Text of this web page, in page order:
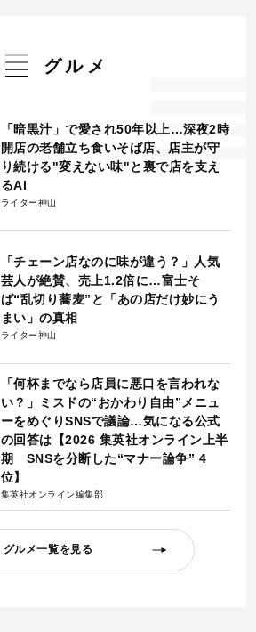
グルメ
「暗黒汁」で愛され50年以上…深夜2時
開店の老舗立ち食いそば店、店主が守
り続ける"変えない味"と裏で店を支え
るAI
ライター神山
「チェーン店なのに味が違う？」人気
芸人が絶賛、売上1.2倍に…富士そ
ば“乱切り蕎麦”と「あの店だけ妙にう
まい」の真相
ライター神山
「何杯までなら店員に悪口を言われな
い？」ミスドの“おかわり自由”メニュ
ーをめぐりSNSで議論…気になる公式
の回答は【2026 集英社オンライン上半
期 SNSを分断した“マナー論争” 4
位】
集英社オンライン編集部
グルメ一覧を見る